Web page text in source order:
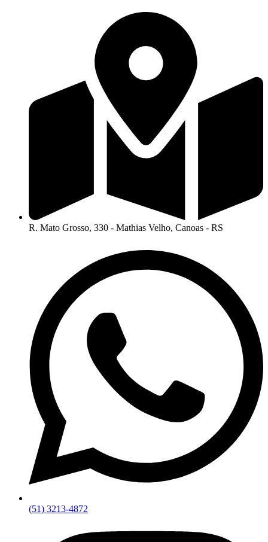
R. Mato Grosso, 330 - Mathias Velho, Canoas - RS
(51) 3213-4872